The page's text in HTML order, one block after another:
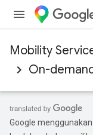
Mobility
On-
Google